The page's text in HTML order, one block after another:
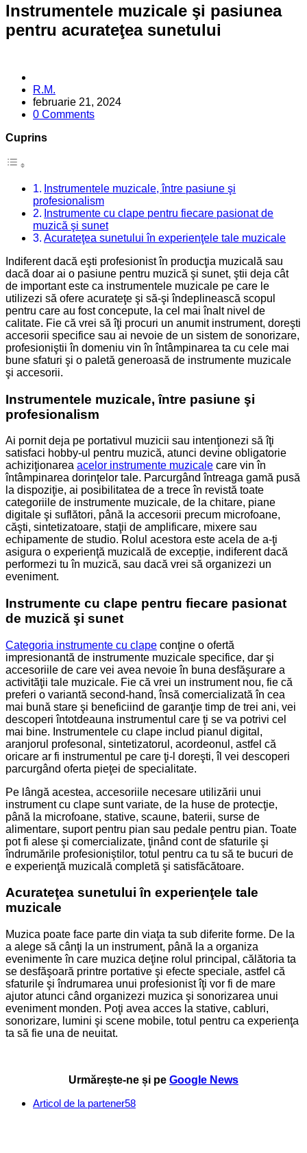
Instrumentele muzicale şi pasiunea
pentru acurateţea sunetului
Posted
by
R.M.
februarie 21, 2024
0 Comments
Cuprins
Instrumentele muzicale, între pasiune şi
profesionalism
Instrumente cu clape pentru fiecare pasionat de
muzică şi sunet
Acurateţea sunetului în experienţele tale muzicale
Indiferent dacă eşti profesionist în producţia muzicală sau
dacă doar ai o pasiune pentru muzică şi sunet, ştii deja cât
de important este ca instrumentele muzicale pe care le
utilizezi să ofere acurateţe şi să-şi îndeplinească scopul
pentru care au fost concepute, la cel mai înalt nivel de
calitate. Fie că vrei să îţi procuri un anumit instrument, doreşti
accesorii specifice sau ai nevoie de un sistem de sonorizare,
profesioniştii în domeniu vin în întâmpinarea ta cu cele mai
bune sfaturi şi o paletă generoasă de instrumente muzicale
şi accesorii.
Instrumentele muzicale, între pasiune şi
profesionalism
Ai pornit deja pe portativul muzicii sau intenţionezi să îţi
satisfaci hobby-ul pentru muzică, atunci devine obligatorie
achiziţionarea acelor instrumente muzicale care vin în
întâmpinarea dorinţelor tale. Parcurgând întreaga gamă pusă
la dispoziţie, ai posibilitatea de a trece în revistă toate
categoriile de instrumente muzicale, de la chitare, piane
digitale şi suflători, până la accesorii precum microfoane,
căşti, sintetizatoare, staţii de amplificare, mixere sau
echipamente de studio. Rolul acestora este acela de a-ţi
asigura o experienţă muzicală de excepție, indiferent dacă
performezi tu în muzică, sau dacă vrei să organizezi un
eveniment.
Instrumente cu clape pentru fiecare pasionat
de muzică şi sunet
Categoria instrumente cu clape conţine o ofertă
impresionantă de instrumente muzicale specifice, dar şi
accesoriile de care vei avea nevoie în buna desfăşurare a
activităţii tale muzicale. Fie că vrei un instrument nou, fie că
preferi o variantă second-hand, însă comercializată în cea
mai bună stare şi beneficiind de garanţie timp de trei ani, vei
descoperi întotdeauna instrumentul care ţi se va potrivi cel
mai bine. Instrumentele cu clape includ pianul digital,
aranjorul profesonal, sintetizatorul, acordeonul, astfel că
oricare ar fi instrumentul pe care ţi-l doreşti, îl vei descoperi
parcurgând oferta pieţei de specialitate.
Pe lângă acestea, accesoriile necesare utilizării unui
instrument cu clape sunt variate, de la huse de protecţie,
până la microfoane, stative, scaune, baterii, surse de
alimentare, suport pentru pian sau pedale pentru pian. Toate
pot fi alese şi comercializate, ţinând cont de sfaturile şi
îndrumările profesioniştilor, totul pentru ca tu să te bucuri de
e experienţă muzicală completă şi satisfăcătoare.
Acurateţea sunetului în experienţele tale
muzicale
Muzica poate face parte din viaţa ta sub diferite forme. De la
a alege să cânţi la un instrument, până la a organiza
evenimente în care muzica deţine rolul principal, călătoria ta
se desfăşoară printre portative şi efecte speciale, astfel că
sfaturile şi îndrumarea unui profesionist îţi vor fi de mare
ajutor atunci când organizezi muzica şi sonorizarea unui
eveniment monden. Poţi avea acces la stative, cabluri,
sonorizare, lumini şi scene mobile, totul pentru ca experienţa
ta să fie una de neuitat.
Urmărește-ne și pe Google News
Articol de la partener58